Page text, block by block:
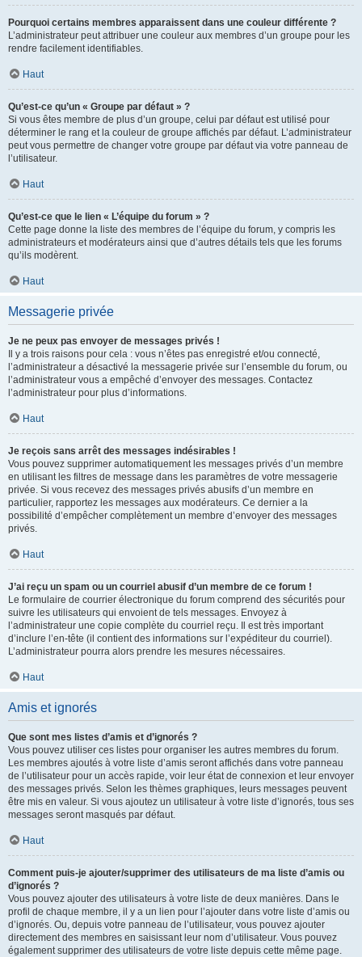
Pourquoi certains membres apparaissent dans une couleur différente ?
L’administrateur peut attribuer une couleur aux membres d’un groupe pour les
rendre facilement identifiables.
Haut
Qu’est-ce qu’un « Groupe par défaut » ?
Si vous êtes membre de plus d’un groupe, celui par défaut est utilisé pour
déterminer le rang et la couleur de groupe affichés par défaut. L’administrateur
peut vous permettre de changer votre groupe par défaut via votre panneau de
l’utilisateur.
Haut
Qu’est-ce que le lien « L’équipe du forum » ?
Cette page donne la liste des membres de l’équipe du forum, y compris les
administrateurs et modérateurs ainsi que d’autres détails tels que les forums
qu’ils modèrent.
Haut
Messagerie privée
Je ne peux pas envoyer de messages privés !
Il y a trois raisons pour cela : vous n’êtes pas enregistré et/ou connecté,
l’administrateur a désactivé la messagerie privée sur l’ensemble du forum, ou
l’administrateur vous a empêché d’envoyer des messages. Contactez
l’administrateur pour plus d’informations.
Haut
Je reçois sans arrêt des messages indésirables !
Vous pouvez supprimer automatiquement les messages privés d’un membre
en utilisant les filtres de message dans les paramètres de votre messagerie
privée. Si vous recevez des messages privés abusifs d’un membre en
particulier, rapportez les messages aux modérateurs. Ce dernier a la
possibilité d’empêcher complètement un membre d’envoyer des messages
privés.
Haut
J’ai reçu un spam ou un courriel abusif d’un membre de ce forum !
Le formulaire de courrier électronique du forum comprend des sécurités pour
suivre les utilisateurs qui envoient de tels messages. Envoyez à
l’administrateur une copie complète du courriel reçu. Il est très important
d’inclure l’en-tête (il contient des informations sur l’expéditeur du courriel).
L’administrateur pourra alors prendre les mesures nécessaires.
Haut
Amis et ignorés
Que sont mes listes d’amis et d’ignorés ?
Vous pouvez utiliser ces listes pour organiser les autres membres du forum.
Les membres ajoutés à votre liste d’amis seront affichés dans votre panneau
de l’utilisateur pour un accès rapide, voir leur état de connexion et leur envoyer
des messages privés. Selon les thèmes graphiques, leurs messages peuvent
être mis en valeur. Si vous ajoutez un utilisateur à votre liste d’ignorés, tous ses
messages seront masqués par défaut.
Haut
Comment puis-je ajouter/supprimer des utilisateurs de ma liste d’amis ou
d’ignorés ?
Vous pouvez ajouter des utilisateurs à votre liste de deux manières. Dans le
profil de chaque membre, il y a un lien pour l’ajouter dans votre liste d’amis ou
d’ignorés. Ou, depuis votre panneau de l’utilisateur, vous pouvez ajouter
directement des membres en saisissant leur nom d’utilisateur. Vous pouvez
également supprimer des utilisateurs de votre liste depuis cette même page.